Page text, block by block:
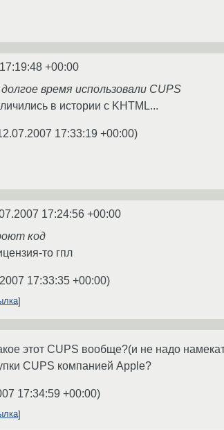
+00:00
время использовали СUPS
в истории с KHTML...
17:33:19 +00:00)
17:24:56 +00:00
код
то гпл
17:33:35 +00:00)
этот CUPS вообще?(и не надо
CUPS компанией Apple?
17:34:59 +00:00)